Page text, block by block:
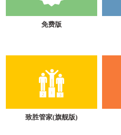
免费版
致胜管家(旗舰版)